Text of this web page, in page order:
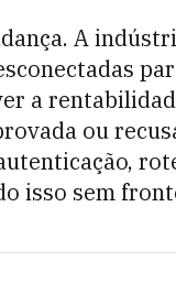
A
a
ou
isso sem